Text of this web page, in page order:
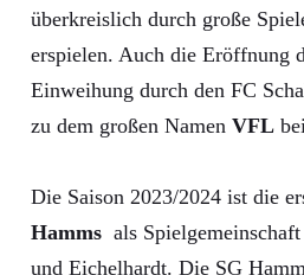
überkreislich durch große
erspielen. Auch die Eröffnung
Einweihung durch den FC
zu dem großen Namen VFL
Die Saison 2023/2024 ist die
Hamms als
und Eichelhardt. Die SG